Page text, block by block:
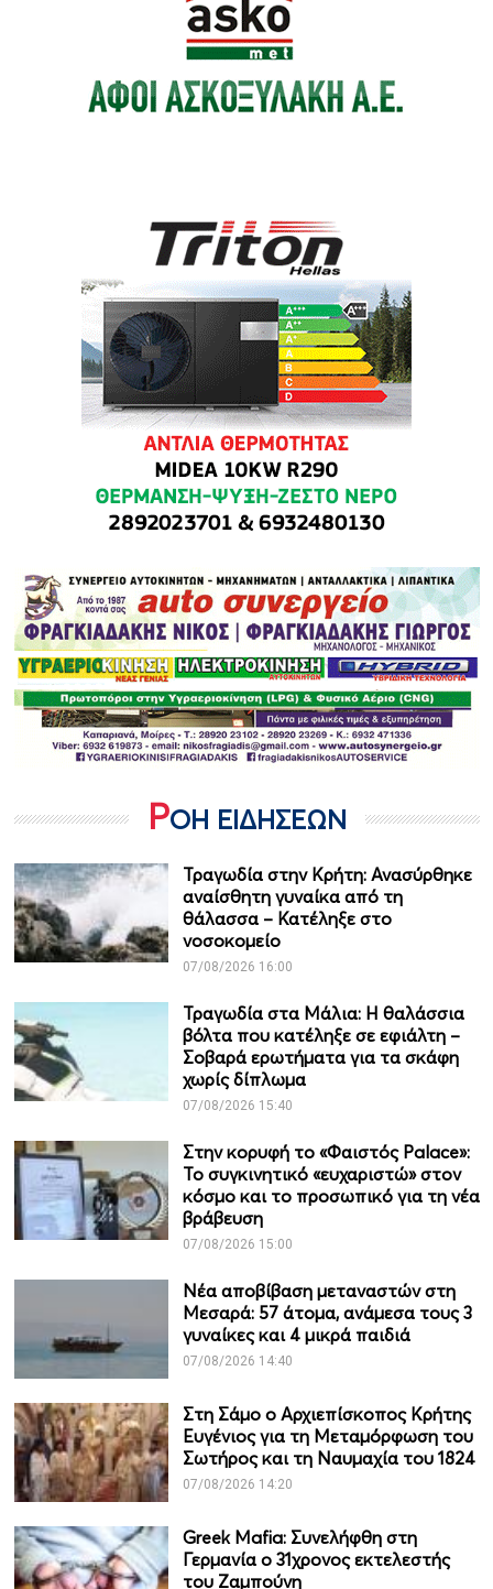
ΡΟΗ ΕΙΔΗΣΕΩΝ
Τραγωδία στην Κρήτη: Ανασύρθηκε
αναίσθητη γυναίκα από τη
θάλασσα – Κατέληξε στο
νοσοκομείο
07/08/2026 16:00
Τραγωδία στα Μάλια: Η θαλάσσια
βόλτα που κατέληξε σε εφιάλτη –
Σοβαρά ερωτήματα για τα σκάφη
χωρίς δίπλωμα
07/08/2026 15:40
Στην κορυφή το «Φαιστός Palace»:
Το συγκινητικό «ευχαριστώ» στον
κόσμο και το προσωπικό για τη νέα
βράβευση
07/08/2026 15:00
Νέα αποβίβαση μεταναστών στη
Μεσαρά: 57 άτομα, ανάμεσα τους 3
γυναίκες και 4 μικρά παιδιά
07/08/2026 14:40
Στη Σάμο ο Αρχιεπίσκοπος Κρήτης
Ευγένιος για τη Μεταμόρφωση του
Σωτήρος και τη Ναυμαχία του 1824
07/08/2026 14:20
Greek Mafia: Συνελήφθη στη
Γερμανία ο 31χρονος εκτελεστής
του Ζαμπούνη